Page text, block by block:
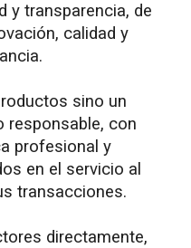
y transparencia, de
calidad y
sino un
responsable, con
profesional y
en el servicio al
transacciones.
directamente,